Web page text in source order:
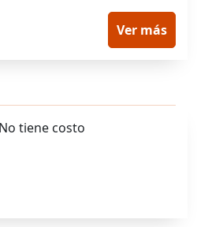
los distintos niveles delVer más
No tiene costo